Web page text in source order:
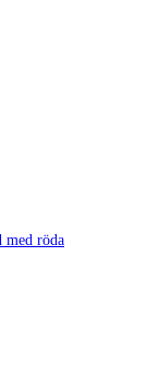
med röda